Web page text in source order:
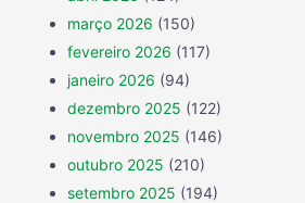
março 2026 (150)
fevereiro 2026 (117)
janeiro 2026 (94)
dezembro 2025 (122)
novembro 2025 (146)
outubro 2025 (210)
setembro 2025 (194)